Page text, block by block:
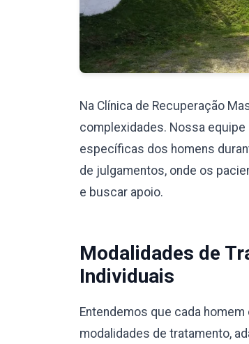
Na Clínica de Recuperação
complexidades. Nossa
específicas dos homens
de julgamentos, onde os
e buscar apoio.
Modalidades de
Individuais
Entendemos que cada
modalidades de tratamento,